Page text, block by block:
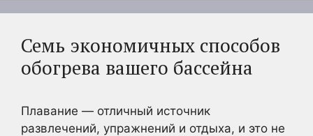
Семь экономичных способов
обогрева вашего бассейна
Плавание — отличный источник
развлечений, упражнений и отдыха, и это не